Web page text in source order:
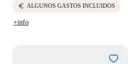
euro ALGUNOS GASTOS INCLUIDOS
+info